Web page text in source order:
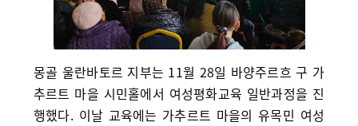
몽골 울란바토르 지부는 11월 28일 바양주르흐 구 가
추르트 마을 시민홀에서 여성평화교육 일반과정을 진
행했다. 이날 교육에는 가추르트 마을의 유목민 여성